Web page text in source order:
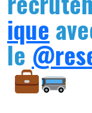
ique
le